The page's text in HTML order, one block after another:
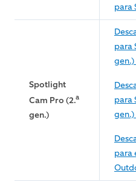
para
Spotlight
Cam Pro (2.a
gen.)
para
para
gen.)
para